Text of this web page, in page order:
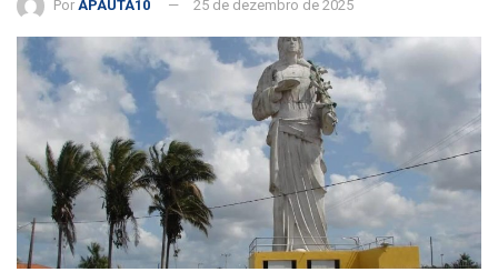
Por APAUTA10 25 de dezembro de 2025